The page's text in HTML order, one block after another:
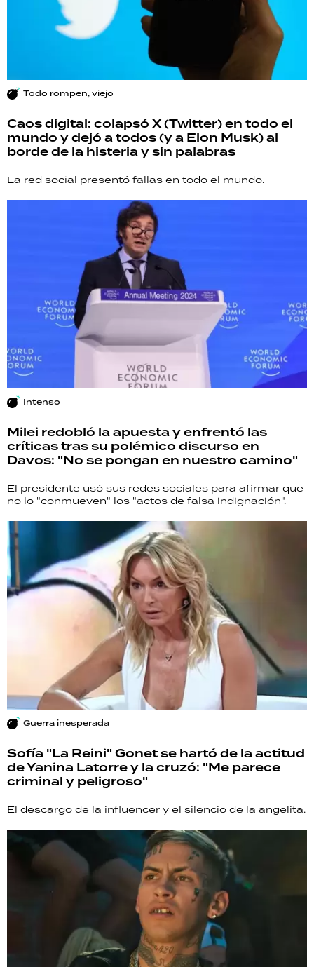
Todo rompen, viejo
Caos digital: colapsó X (Twitter) en todo el
mundo y dejó a todos (y a Elon Musk) al
borde de la histeria y sin palabras
La red social presentó fallas en todo el mundo.
Intenso
Milei redobló la apuesta y enfrentó las
críticas tras su polémico discurso en
Davos: "No se pongan en nuestro camino"
El presidente usó sus redes sociales para afirmar que
no lo "conmueven" los "actos de falsa indignación".
Guerra inesperada
Sofía "La Reini" Gonet se hartó de la actitud
de Yanina Latorre y la cruzó: "Me parece
criminal y peligroso"
El descargo de la influencer y el silencio de la angelita.